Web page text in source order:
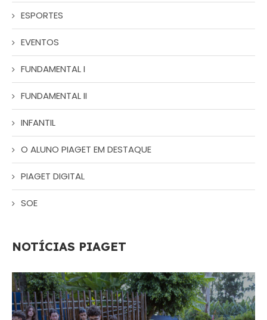
ESPORTES
EVENTOS
FUNDAMENTAL I
FUNDAMENTAL II
INFANTIL
O ALUNO PIAGET EM DESTAQUE
PIAGET DIGITAL
SOE
NOTÍCIAS PIAGET